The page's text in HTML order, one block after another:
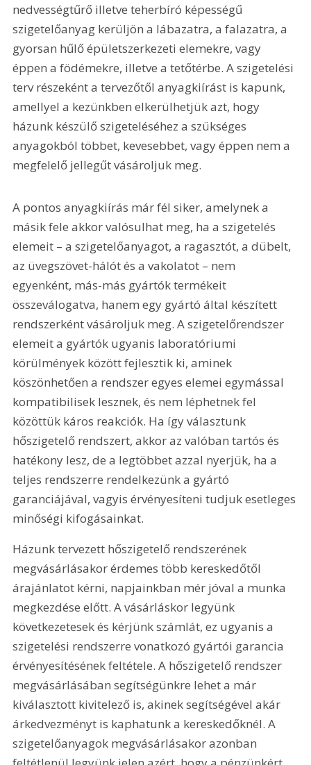
nedvességtűrő illetve teherbíró képességű
szigetelőanyag kerüljön a lábazatra, a falazatra, a
gyorsan hűlő épületszerkezeti elemekre, vagy
éppen a födémekre, illetve a tetőtérbe. A szigetelési
terv részeként a tervezőtől anyagkiírást is kapunk,
amellyel a kezünkben elkerülhetjük azt, hogy
házunk készülő szigeteléséhez a szükséges
anyagokból többet, kevesebbet, vagy éppen nem a
megfelelő jellegűt vásároljuk meg.
A pontos anyagkiírás már fél siker, amelynek a
másik fele akkor valósulhat meg, ha a szigetelés
elemeit – a szigetelőanyagot, a ragasztót, a dübelt,
az üvegszövet-hálót és a vakolatot – nem
egyenként, más-más gyártók termékeit
összeválogatva, hanem egy gyártó által készített
rendszerként vásároljuk meg. A szigetelőrendszer
elemeit a gyártók ugyanis laboratóriumi
körülmények között fejlesztik ki, aminek
köszönhetően a rendszer egyes elemei egymással
kompatibilisek lesznek, és nem léphetnek fel
közöttük káros reakciók. Ha így választunk
hőszigetelő rendszert, akkor az valóban tartós és
hatékony lesz, de a legtöbbet azzal nyerjük, ha a
teljes rendszerre rendelkezünk a gyártó
garanciájával, vagyis érvényesíteni tudjuk esetleges
minőségi kifogásainkat.
Házunk tervezett hőszigetelő rendszerének
megvásárlásakor érdemes több kereskedőtől
árajánlatot kérni, napjainkban mér jóval a munka
megkezdése előtt. A vásárláskor legyünk
következetesek és kérjünk számlát, ez ugyanis a
szigetelési rendszerre vonatkozó gyártói garancia
érvényesítésének feltétele. A hőszigetelő rendszer
megvásárlásában segítségünkre lehet a már
kiválasztott kivitelező is, akinek segítségével akár
árkedvezményt is kaphatunk a kereskedőknél. A
szigetelőanyagok megvásárlásakor azonban